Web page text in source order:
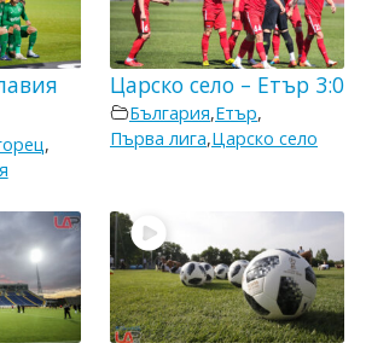
,
Царско село – Етър 3:0
България,Етър,
Първа лига,Царско село